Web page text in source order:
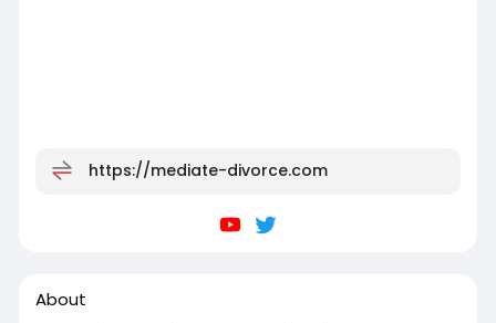
https://mediate-divorce.com
About